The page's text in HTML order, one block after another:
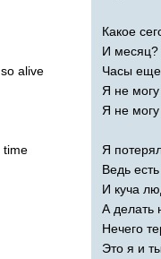
so alive
time
Какое
И месяц?
Часы еще
Я не
Я не
Я
Ведь
И куча
А делать
Нечего
Это я и ты